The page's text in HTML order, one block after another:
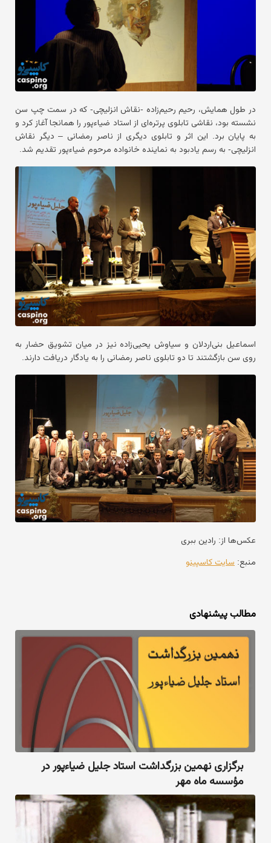
در طول همایش، رحیم رحیم‌زاده -نقاش انزلیچی- که در سمت چپ سن
نشسته بود، نقاشی تابلوی پرتره‌ای از استاد ضیاءپور را همانجا آغاز کرد و
به پایان برد. این اثر و تابلوی دیگری از ناصر رمضانی – دیگر نقاش
انزلیچی- به رسم یادبود به نماینده خانواده مرحوم ضیاءپور تقدیم شد.
اسماعیل بنی‌اردلان و سیاوش یحیی‌زاده نیز در میان تشویق حضار به
روی سن بازگشتند تا دو تابلوی ناصر رمضانی را به یادگار دریافت دارند.
عکس‌ها از: رادین ببری
منبع: سایت کاسپینو
مطالب پیشنهادی
برگزاری نهمین بزرگداشت استاد جلیل ضیاءپور در
مؤسسه ماه مهر